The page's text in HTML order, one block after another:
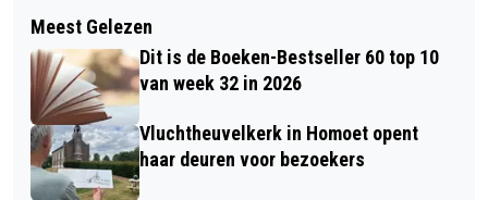
IPSOS: LOKALE PARTIJEN GAAN
WINNEN BIJ
GEMEENTERAADSVERKIEZINGEN
HOOIKOORTS PIEKT EERDER IN HET
JAAR EN MEER MENSEN HEBBEN
LAST
Meest Gelezen
Dit is de Boeken-Bestseller 60 top 10
van week 32 in 2026
Vluchtheuvelkerk in Homoet opent
haar deuren voor bezoekers